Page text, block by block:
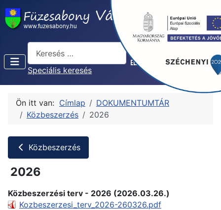
Keresés...
Speciális keresés
Ön itt van: Címlap
DOKUMENTUMTÁR
Közbeszerzés
2026
Közbeszerzés
2026
Közbeszerzési terv - 2026 (2026.03.26.)
Kozbeszerzesi_terv_2026-260326.pdf